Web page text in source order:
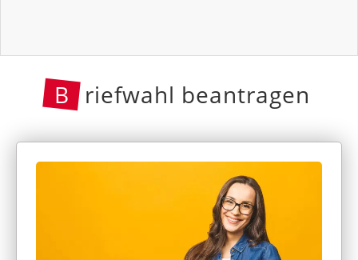
B riefwahl beantragen